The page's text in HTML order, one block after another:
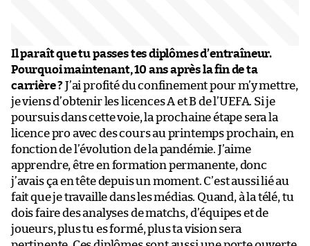
Il paraît que tu passes tes diplômes d’entraîneur.
Pourquoi maintenant, 10 ans après la fin de ta
carrière ? J’ai profité du confinement pour m’y mettre,
je viens d’obtenir les licences A et B de l’UEFA. Si je
poursuis dans cette voie, la prochaine étape sera la
licence pro avec des cours au printemps prochain, en
fonction de l’évolution de la pandémie. J’aime
apprendre, être en formation permanente, donc
j’avais ça en tête depuis un moment. C’est aussi lié au
fait que je travaille dans les médias. Quand, à la télé, tu
dois faire des analyses de matchs, d’équipes et de
joueurs, plus tu es formé, plus ta vision sera